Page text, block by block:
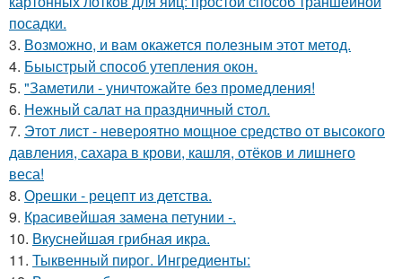
посадки.
3. Возможно, и вам окажется полезным этот метод.
4. Быыстрый способ утепления окон.
5. "Заметили - уничтожайте без промедления!
6. Нежный салат на праздничный стол.
7. Этот лист - невероятно мощное средство от высокого
давления, сахара в крови, кашля, отёков и лишнего
веса!
8. Орешки - рецепт из детства.
9. Красивейшая замена петунии -.
10. Вкуснейшая грибная икра.
11. Тыквенный пирог. Ингредиенты: